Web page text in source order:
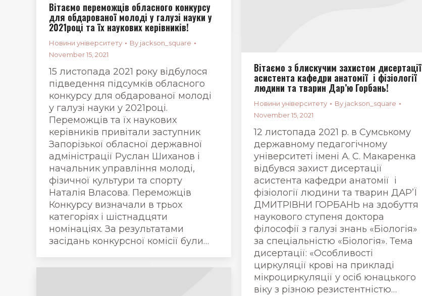
Вітаємо переможців обласного конкурсу
для обдарованої молоді у галузі науки у
2021році та їх наукових керівників!
Новини університету By jackson_square
November 15, 2021
15 листопада 2021 року відбулося
підведення підсумків обласного
конкурсу для обдарованої молоді
у галузі науки у 2021році.
Переможців та їх наукових
керівників привітали заступник
Запорізької обласної державної
адміністрації Руслан Шиханов і
начальник управління молоді,
фізичної культури та спорту
Наталія Власова. Переможців
Конкурсу визначали в трьох
категоріях і шістнадцяти
номінаціях. За результатами
засідань конкурсної комісії були…
Вітаємо з блискучим захистом дисертації
асистента кафедри анатомії і фізіології
людини та тварин Дар’ю Горбань!
Новини університету By jackson_square
November 15, 2021
12 листопада 2021 р. в Сумському
державному педагогічному
університеті імені А. С. Макаренка
відбувся захист дисертації
асистента кафедри анатомії і
фізіології людини та тварин ДАР’Ї
ДМИТРІВНИ ГОРБАНЬ на здобуття
наукового ступеня доктора
філософії з галузі знань «Біологія»
за спеціальністю «Біологія». Тема
дисертації: «Особливості
циркуляції крові на прикладі
мікроциркуляції у осіб юнацького
віку з різною резистентністю…